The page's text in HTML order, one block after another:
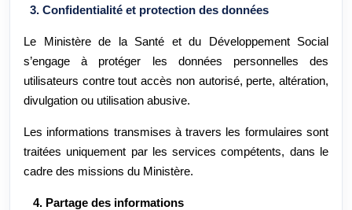
3. Confidentialité et protection des données
Le Ministère de la Santé et du Développement Social
s’engage à protéger les données personnelles des
utilisateurs contre tout accès non autorisé, perte, altération,
divulgation ou utilisation abusive.
Les informations transmises à travers les formulaires sont
traitées uniquement par les services compétents, dans le
cadre des missions du Ministère.
4. Partage des informations